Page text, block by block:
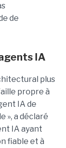
de
IA
plus
propre à
IA de
», a déclaré
IA ayant
fiable et à